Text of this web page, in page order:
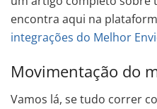
encontra aqui na
integrações do Melhor
Movimentação do
Vamos lá, se tudo correr